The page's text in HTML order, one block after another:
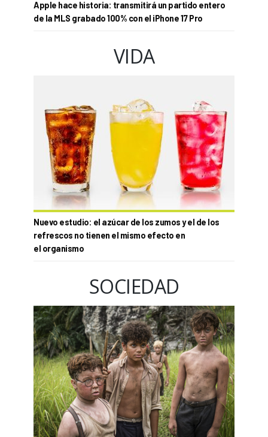
Apple hace historia: transmitirá un partido entero
de la MLS grabado 100% con el iPhone 17 Pro
VIDA
Nuevo estudio: el azúcar de los zumos y el de los
refrescos no tienen el mismo efecto en
el organismo
SOCIEDAD